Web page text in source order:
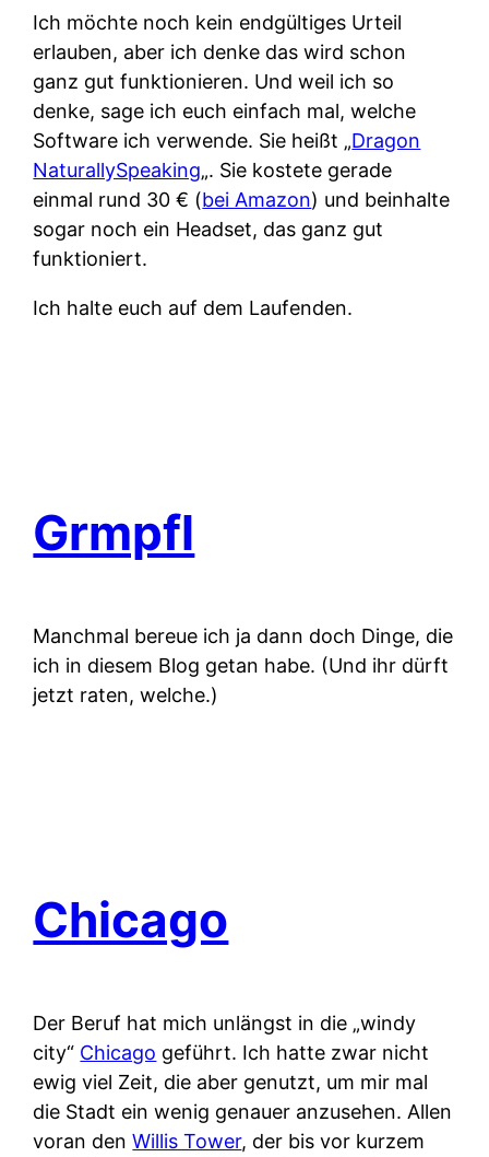
Ich möchte noch kein endgültiges Urteil
erlauben, aber ich denke das wird schon
ganz gut funktionieren. Und weil ich so
denke, sage ich euch einfach mal, welche
Software ich verwende. Sie heißt „Dragon
NaturallySpeaking„. Sie kostete gerade
einmal rund 30 € (bei Amazon) und beinhalte
sogar noch ein Headset, das ganz gut
funktioniert.
Ich halte euch auf dem Laufenden.
Grmpfl
Manchmal bereue ich ja dann doch Dinge, die
ich in diesem Blog getan habe. (Und ihr dürft
jetzt raten, welche.)
Chicago
Der Beruf hat mich unlängst in die „windy
city“ Chicago geführt. Ich hatte zwar nicht
ewig viel Zeit, die aber genutzt, um mir mal
die Stadt ein wenig genauer anzusehen. Allen
voran denWillis Tower, der bis vor kurzem